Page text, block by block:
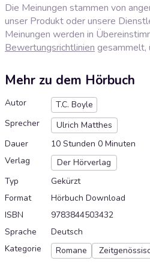
Die Meinungen stammen von
unser Produkt oder unsere
Meinungen werden in
Bewertungsrichtlinien gesammelt,
Mehr zu dem Hörbuch
Autor
T.C. Boyle
Sprecher
Ulrich Matthes
Dauer
10 Stunden 0 Minuten
Verlag
Der Hörverlag
Typ
Gekürzt
Format
Hörbuch Download
ISBN
9783844503432
Sprache
Deutsch
Kategorie
Romane